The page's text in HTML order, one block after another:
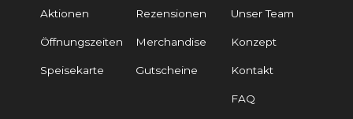
Aktionen
Öffnungszeiten
Speisekarte
Rezensionen
Merchandise
Gutscheine
Unser Team
Konzept
Kontakt
FAQ